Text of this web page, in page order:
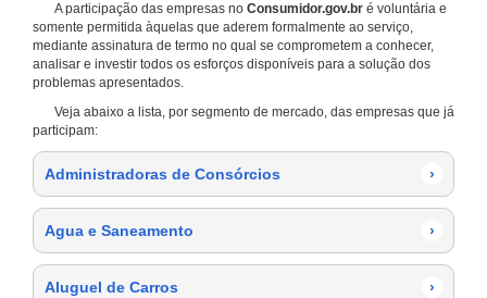
A participação das empresas no Consumidor.gov.br é voluntária e
somente permitida àquelas que aderem formalmente ao serviço,
mediante assinatura de termo no qual se comprometem a conhecer,
analisar e investir todos os esforços disponíveis para a solução dos
problemas apresentados.
Veja abaixo a lista, por segmento de mercado, das empresas que já
participam:
Administradoras de Consórcios ›
Agua e Saneamento ›
Aluguel de Carros ›